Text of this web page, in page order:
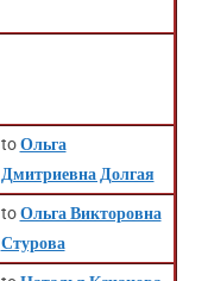
toОльга
Дмитриевна Долгая
toОльга Викторовна
Стурова